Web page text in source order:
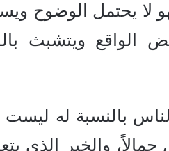
لا يحتمل الوضوح
الواقع ويتشبث
بالنسبة له
والخير الذي